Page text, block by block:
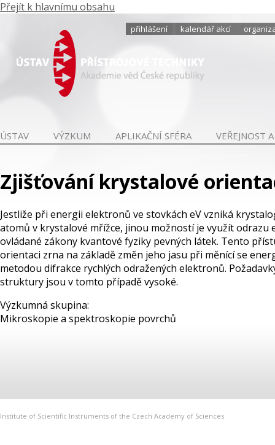
Přejít k hlavnímu obsahu
přihlášení kalendář akcí
ÚSTAV VÝZKUM APLIKAČNÍ SFÉRA VEŘEJNOST
Zjišťování krystalové
Jestliže při energii elektronů ve stovkách eV vzniká
atomů v krystalové mřížce, jinou možností je využít
ovládané zákony kvantové fyziky pevných látek. Tento
orientaci zrna na základě změn jeho jasu při měnící se
metodou difrakce rychlých odražených elektronů.
struktury jsou v tomto případě vysoké.
Výzkumná skupina:
Mikroskopie a spektroskopie povrchů
Institute of Scientific Instruments of the Czech Academy of Sciences